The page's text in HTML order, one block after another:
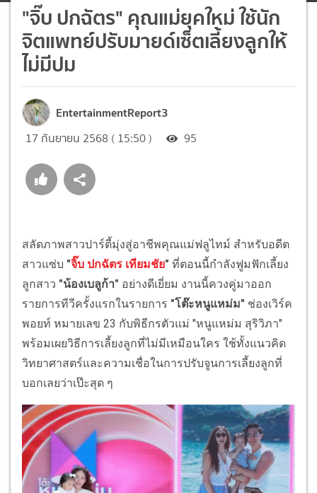
"จิ๊บ ปกฉัตร" คุณแม่ยุคใหม่ ใช้นัก
จิตแพทย์ปรับมายด์เซ็ตเลี้ยงลูกให้
ไม่มีปม
EntertainmentReport3
17 กันยายน 2568 ( 15:50 ) 95
สลัดภาพสาวปาร์ตี้มุ่งสู่อาชีพคุณแม่ฟลูไทม์ สำหรับอดีต
สาวแซ่บ "จิ๊บ ปกฉัตร เทียมชัย" ที่ตอนนี้กำลังฟูมฟักเลี้ยง
ลูกสาว "น้องเบลูก้า" อย่างดีเยี่ยม งานนี้ควงคู่มาออก
รายการทีวีครั้งแรกในรายการ "โต๊ะหนูแหม่ม" ช่องเวิร์ค
พอยท์ หมายเลข 23 กับพิธีกรตัวแม่ "หนูแหม่ม สุริวิภา"
พร้อมเผยวิธีการเลี้ยงลูกที่ไม่มีเหมือนใคร ใช้ทั้งแนวคิด
วิทยาศาสตร์และความเชื่อในการปรับจูนการเลี้ยงลูกที่
บอกเลยว่าเป๊ะสุด ๆ